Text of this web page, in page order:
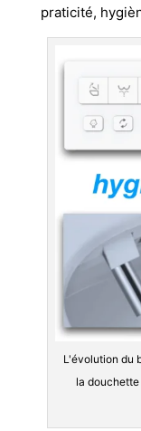
praticité,
L'évolution du
la